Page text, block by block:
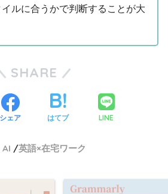
ルに合うかで判断することが大
SHARE
シェア はてブ LINE
AI 英語×在宅ワーク